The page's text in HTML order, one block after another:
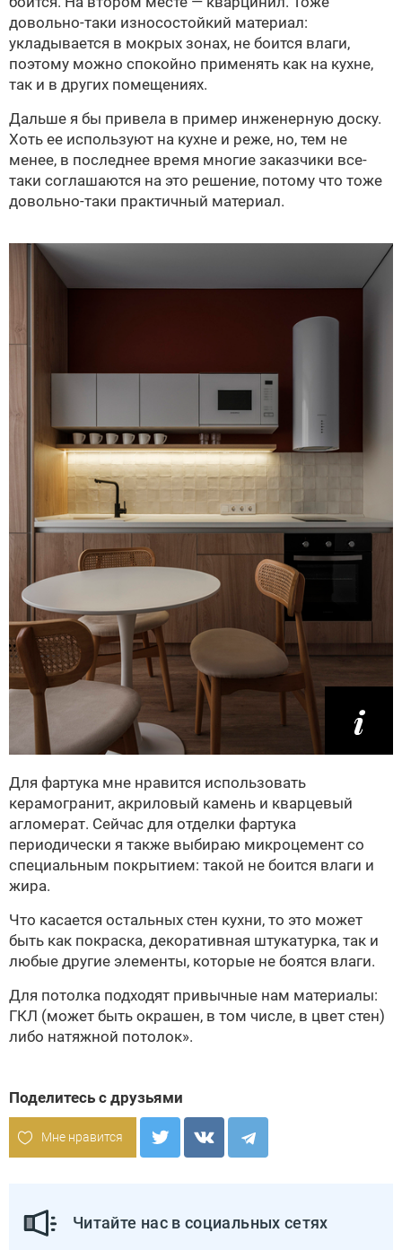
довольно-таки износостойкий материал:
укладывается в мокрых зонах, не боится влаги,
поэтому можно спокойно применять как на кухне,
так и в других помещениях.
Дальше я бы привела в пример инженерную доску.
Хоть ее используют на кухне и реже, но, тем не
менее, в последнее время многие заказчики все-
таки соглашаются на это решение, потому что тоже
довольно-таки практичный материал.
Для фартука мне нравится использовать
керамогранит, акриловый камень и кварцевый
агломерат. Сейчас для отделки фартука
периодически я также выбираю микроцемент со
специальным покрытием: такой не боится влаги и
жира.
Что касается остальных стен кухни, то это может
быть как покраска, декоративная штукатурка, так и
любые другие элементы, которые не боятся влаги.
Для потолка подходят привычные нам материалы:
ГКЛ (может быть окрашен, в том числе, в цвет стен)
либо натяжной потолок».
Поделитесь с друзьями
Мне нравится
Читайте нас в социальных сетях